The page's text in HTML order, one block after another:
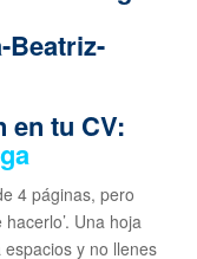
en tu CV:
4 páginas, pero
Una hoja
y no llenes